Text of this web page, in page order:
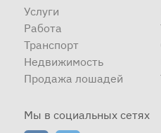
Услуги
Работа
Транспорт
Недвижимость
Продажа лошадей
Мы в социальных сетях